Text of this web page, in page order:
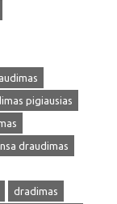
pigiausias
draudimas
dradimas